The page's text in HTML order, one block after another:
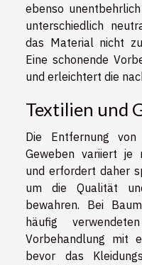
ebenso
unterschiedlich
das Material nicht
Eine schonende
und erleichtert die
Textilien und
Die Entfernung
Geweben variiert je
und erfordert daher
um die Qualität
bewahren. Bei
häufig
Vorbehandlung mit
bevor das